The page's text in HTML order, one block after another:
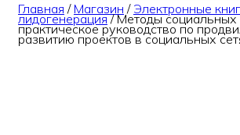
Главная / Магазин / Электронные
лидогенерация/Методы
практическое руководство по
развитию проектов в социальных